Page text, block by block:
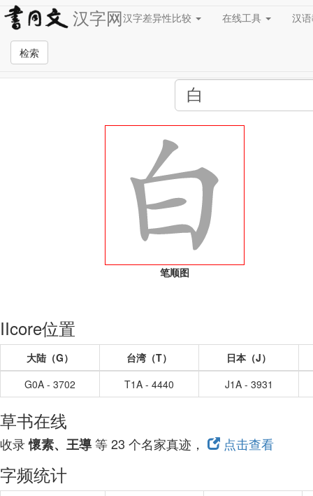
汉字网汉字差异性比较 在线工具 汉
检索
全站检索页面
笔顺图
IIcore位置
大陆（G） 台湾（T）
日本（J）
G0A - 3702
T1A - 4440 J1A - 3931
草书在线
收录懷素、王導等 23 个名家真迹， 点击查看
字频统计